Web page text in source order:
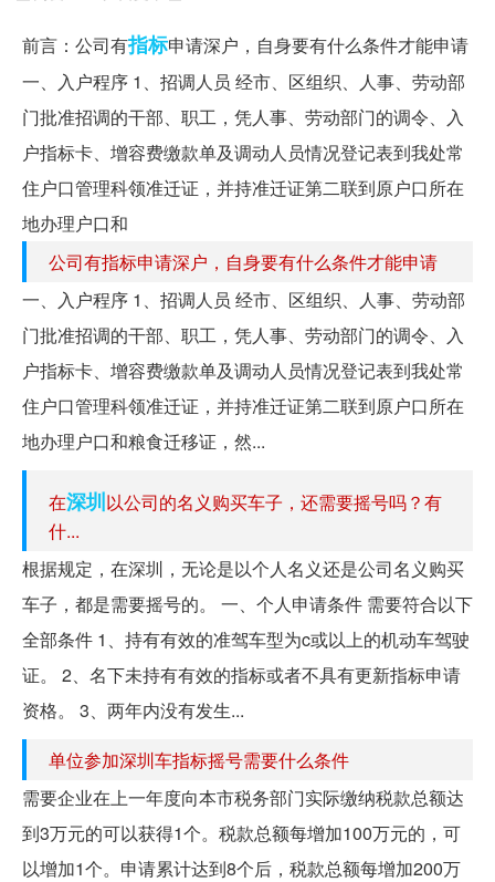
前言：公司有指标申请深户，自身要有什么条件才能申请
一、入户程序 1、招调人员 经市、区组织、人事、劳动部
门批准招调的干部、职工，凭人事、劳动部门的调令、入
户指标卡、增容费缴款单及调动人员情况登记表到我处常
住户口管理科领准迁证，并持准迁证第二联到原户口所在
地办理户口和
公司有指标申请深户，自身要有什么条件才能申请
一、入户程序 1、招调人员 经市、区组织、人事、劳动部
门批准招调的干部、职工，凭人事、劳动部门的调令、入
户指标卡、增容费缴款单及调动人员情况登记表到我处常
住户口管理科领准迁证，并持准迁证第二联到原户口所在
地办理户口和粮食迁移证，然...
在深圳以公司的名义购买车子，还需要摇号吗？有
什...
根据规定，在深圳，无论是以个人名义还是公司名义购买
车子，都是需要摇号的。 一、个人申请条件 需要符合以下
全部条件 1、持有有效的准驾车型为c或以上的机动车驾驶
证。 2、名下未持有有效的指标或者不具有更新指标申请
资格。 3、两年内没有发生...
单位参加深圳车指标摇号需要什么条件
需要企业在上一年度向本市税务部门实际缴纳税款总额达
到3万元的可以获得1个。税款总额每增加100万元的，可
以增加1个。申请累计达到8个后，税款总额每增加200万